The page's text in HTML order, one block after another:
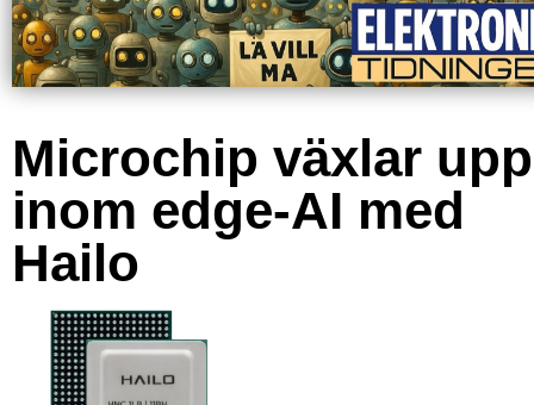
Microchip växlar upp
inom edge-AI med
Hailo